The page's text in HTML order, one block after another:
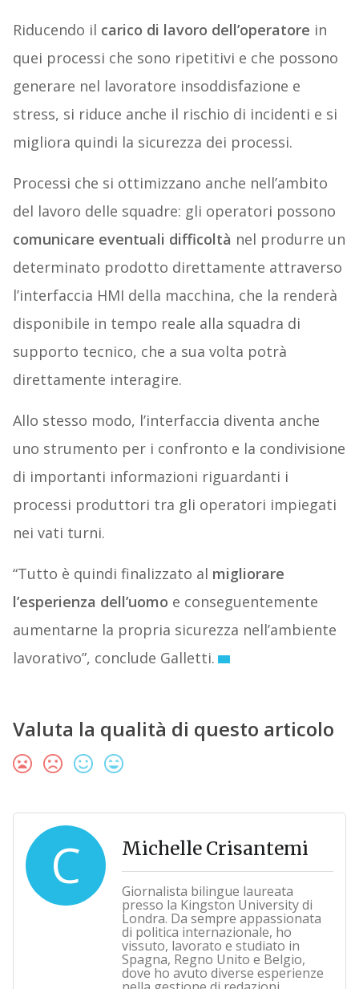
Riducendo il carico di lavoro dell’operatore in
quei processi che sono ripetitivi e che possono
generare nel lavoratore insoddisfazione e
stress, si riduce anche il rischio di incidenti e si
migliora quindi la sicurezza dei processi.
Processi che si ottimizzano anche nell’ambito
del lavoro delle squadre: gli operatori possono
comunicare eventuali difficoltà nel produrre un
determinato prodotto direttamente attraverso
l’interfaccia HMI della macchina, che la renderà
disponibile in tempo reale alla squadra di
supporto tecnico, che a sua volta potrà
direttamente interagire.
Allo stesso modo, l’interfaccia diventa anche
uno strumento per i confronto e la condivisione
di importanti informazioni riguardanti i
processi produttori tra gli operatori impiegati
nei vati turni.
“Tutto è quindi finalizzato al migliorare
l’esperienza dell’uomo e conseguentemente
aumentarne la propria sicurezza nell’ambiente
lavorativo”, conclude Galletti.
Valuta la qualità di questo articolo
C Michelle Crisantemi
Giornalista bilingue laureata
presso la Kingston University di
Londra. Da sempre appassionata
di politica internazionale, ho
vissuto, lavorato e studiato in
Spagna, Regno Unito e Belgio,
dove ho avuto diverse esperienze